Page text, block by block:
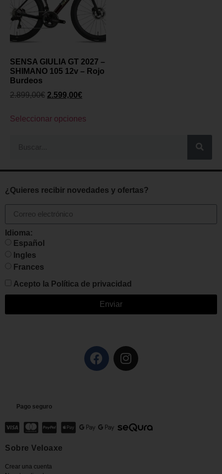
SENSA GIULIA GT 2027 –
SHIMANO 105 12v – Rojo
Burdeos
2.899,00€ 2.599,00€
Seleccionar opciones
¿Quieres recibir novedades y ofertas?
Idioma:
Español
Ingles
Frances
Acepto la Política de privacidad
Enviar
Pago seguro
Sobre Veloaxe
Crear una cuenta